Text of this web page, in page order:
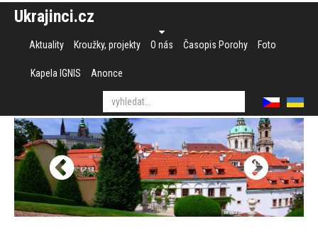
Ukrajinci.cz
Aktuality Kroužky, projekty O nás Časopis Porohy Foto
Kapela IGNIS Anonce